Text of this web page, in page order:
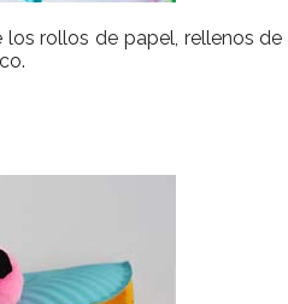
rollos de papel, rellenos de